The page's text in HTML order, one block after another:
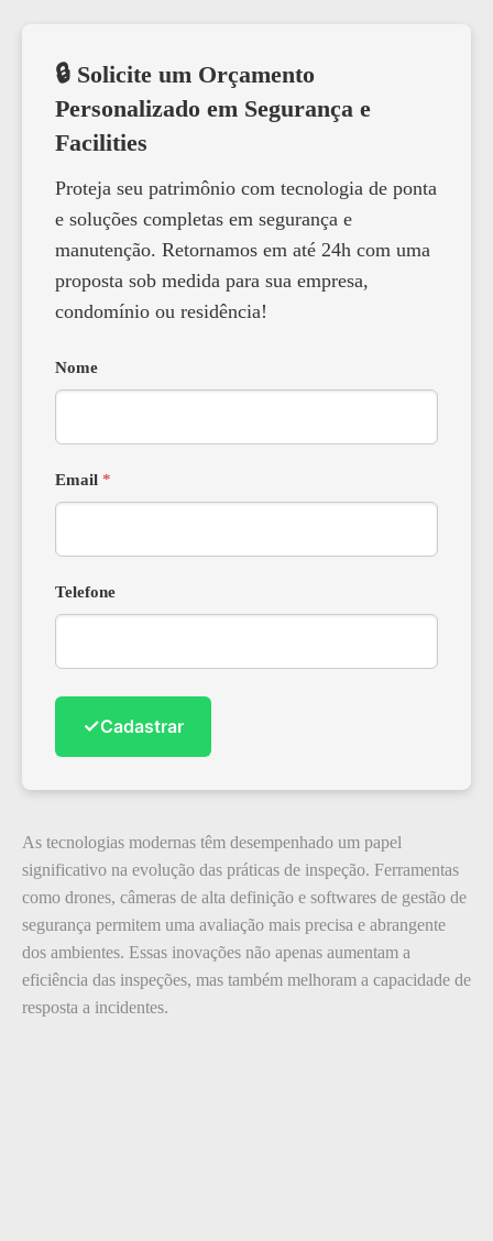
🔒 Solicite um Orçamento
Personalizado em Segurança e
Facilities
Proteja seu patrimônio com tecnologia de ponta
e soluções completas em segurança e
manutenção. Retornamos em até 24h com uma
proposta sob medida para sua empresa,
condomínio ou residência!
Nome
Email *
Telefone
✓Cadastrar
As tecnologias modernas têm desempenhado um papel
significativo na evolução das práticas de inspeção. Ferramentas
como drones, câmeras de alta definição e softwares de gestão de
segurança permitem uma avaliação mais precisa e abrangente
dos ambientes. Essas inovações não apenas aumentam a
eficiência das inspeções, mas também melhoram a capacidade de
resposta a incidentes.